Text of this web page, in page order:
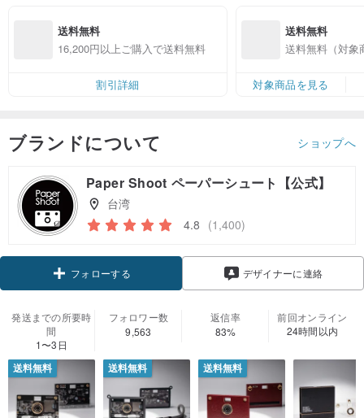
送料無料
16,200円以上ご購入で送料無料
割引詳細
送料無料
送料無料（対象
対象商品を見る
ブランドについて ショップへ
Paper Shoot ペーパーシュート【公式】
台湾
4.8 (1,400)
フォローする デザイナーに連絡
発送までの所要時
間
1〜3日
フォロワー数
9,563
返信率
83%
前回オンライン
24時間以内
送料無料 送料無料 送料無料